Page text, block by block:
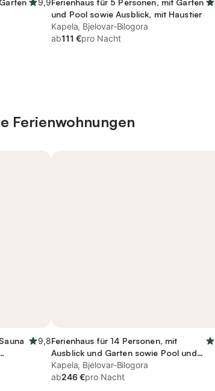
9,9Ferienhaus für 5 Personen, mit Garten
und Pool sowie Ausblick, mit Haustier
Kapela, Bjelovar-Bilogora
ab111 €pro Nacht
Ferienwohnungen
9,8Ferienhaus für 14 Personen, mit
Ausblick und Garten sowie Pool und
Sauna
Kapela, Bjelovar-Bilogora
ab246 €pro Nacht